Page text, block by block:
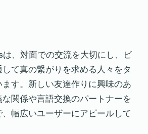
、対面での交流を大切にし、ビ
て真の繋がりを求める人々をタ
す。新しい友達作りに興味のあ
関係や言語交換のパートナーを
幅広いユーザーにアピールして